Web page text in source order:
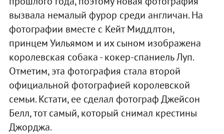
вызвала немалый фурор среди англичан. На
фотографии вместе с Кейт Миддлтон,
принцем Уильямом и их сыном изображена
королевская собака - кокер-спаниель Луп.
Отметим, эта фотография стала второй
официальной фотографией королевской
семьи. Кстати, ее сделал фотограф Джейсон
Белл, тот самый, который снимал крестины
Джорджа.